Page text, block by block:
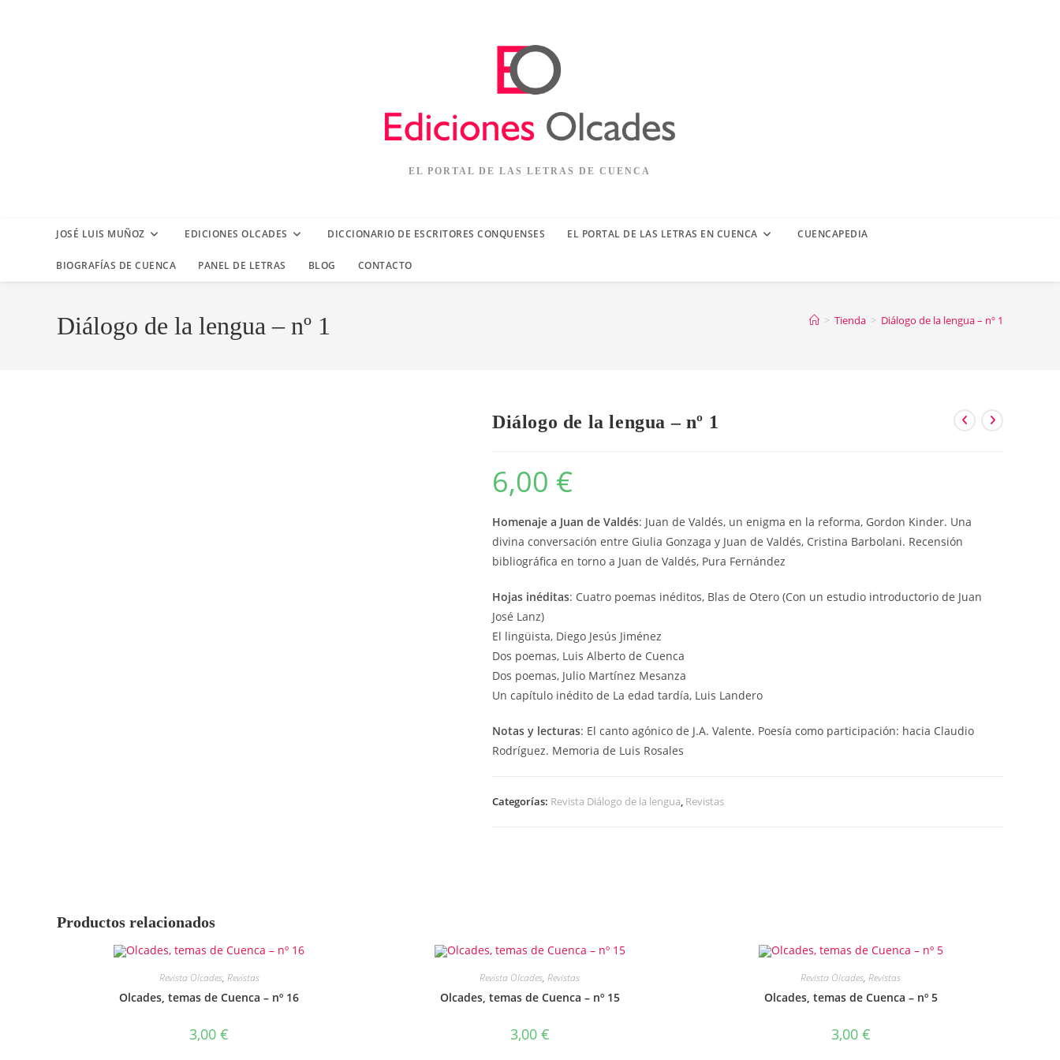
EL PORTAL DE LAS LETRAS DE CUENCA
JOSÉ LUIS MUÑOZ EDICIONES OLCADES DICCIONARIO DE ESCRITORES CONQUENSES EL PORTAL DE LAS LETRAS EN CUENCA CUENCAPEDIA
BIOGRAFÍAS DE CUENCA PANEL DE LETRAS BLOG CONTACTO
Diálogo de la lengua – nº 1 > Tienda > Diálogo de la lengua – nº 1
Diálogo de la lengua – nº 1
6,00 €
Homenaje a Juan de Valdés: Juan de Valdés, un enigma en la reforma, Gordon Kinder. Una
divina conversación entre Giulia Gonzaga y Juan de Valdés, Cristina Barbolani. Recensión
bibliográfica en torno a Juan de Valdés, Pura Fernández
Hojas inéditas: Cuatro poemas inéditos, Blas de Otero (Con un estudio introductorio de Juan
José Lanz)
El lingüista, Diego Jesús Jiménez
Dos poemas, Luis Alberto de Cuenca
Dos poemas, Julio Martínez Mesanza
Un capítulo inédito de La edad tardía, Luis Landero
Notas y lecturas: El canto agónico de J.A. Valente. Poesía como participación: hacia Claudio
Rodríguez. Memoria de Luis Rosales
Categorías: Revista Diálogo de la lengua, Revistas
Productos relacionados
Revista Olcades, Revistas
Olcades, temas de Cuenca – nº 16
3,00€
Revista Olcades,Revistas
Olcades, temas de Cuenca – nº 15
3,00 €
Revista Olcades,Revistas
Olcades, temas de Cuenca – nº 5
3,00 €